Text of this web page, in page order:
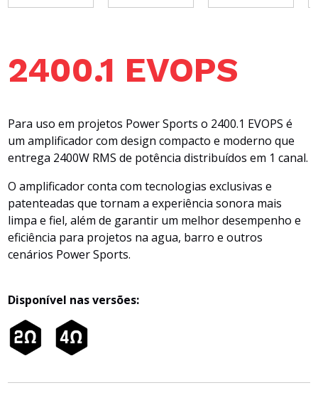
2400.1 EVOPS
Para uso em projetos Power Sports o 2400.1 EVOPS é
um amplificador com design compacto e moderno que
entrega 2400W RMS de potência distribuídos em 1 canal.
O amplificador conta com tecnologias exclusivas e
patenteadas que tornam a experiência sonora mais
limpa e fiel, além de garantir um melhor desempenho e
eficiência para projetos na agua, barro e outros
cenários Power Sports.
Disponível nas versões: